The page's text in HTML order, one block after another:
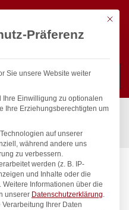
Suchen
Geräte für Profis
Kneipp’sche Garnitur 1/2″
Mit
Präferenz
Sie unsere Website weiter
Ihre Einwilligung zu optionalen
Ihre Erziehungsberechtigten um
auf unserer
während andere uns
zu verbessern.
werden (z. B. IP-
und Inhalte oder die
Weitere Informationen über die
unserer Datenschutzerklärung.
Ihrer Daten